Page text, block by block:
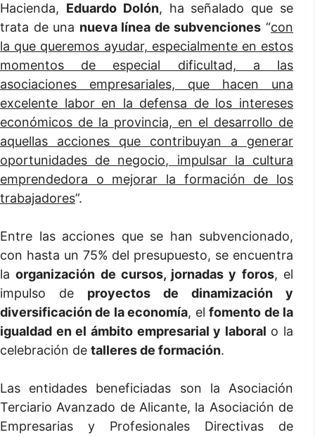
Hacienda, Eduardo Dolón, ha señalado que se
trata de una nueva línea de subvenciones “con
la que queremos ayudar, especialmente en estos
momentos de especial dificultad, a las
asociaciones empresariales, que hacen una
excelente labor en la defensa de los intereses
económicos de la provincia, en el desarrollo de
aquellas acciones que contribuyan a generar
oportunidades de negocio, impulsar la cultura
emprendedora o mejorar la formación de los
trabajadores”.
Entre las acciones que se han subvencionado,
con hasta un 75% del presupuesto, se encuentra
laorganización de cursos, jornadas y foros, el
impulso de proyectos de dinamización y
diversificación de la economía, elfomento de la
igualdad en el ámbito empresarial y laboral o la
celebración de talleres de formación.
Las entidades beneficiadas son la Asociación
Terciario Avanzado de Alicante, la Asociación de
Empresarias y Profesionales Directivas de